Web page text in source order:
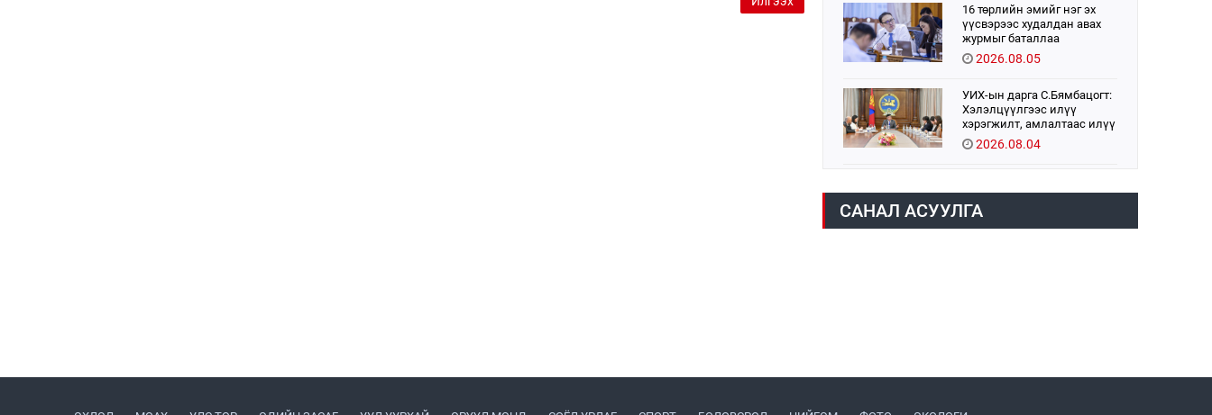
16 төрлийн эмийг нэг эх
үүсвэрээс худалдан авах
журмыг баталлаа
2026.08.05
УИХ-ын дарга С.Бямбацогт:
Хэлэлцүүлгээс илүү
хэрэгжилт, амлалтаас илүү
бодит үр дүн чухал
2026.08.04
1,439.2 кг үнэт металл
худалдан авлаа
2026.08.05
байгуулж, гишүүдийн
хүргүүлж, цахим хуудаст
САНАЛ АСУУЛГА